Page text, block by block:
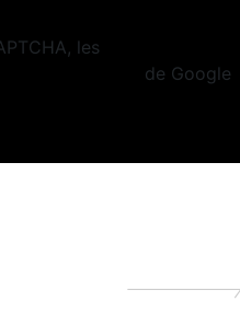
les
de Google